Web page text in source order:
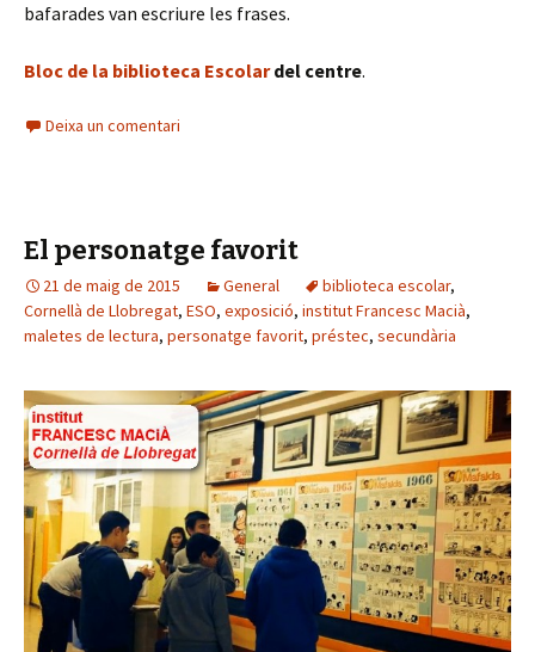
bafarades van escriure les frases.
Bloc de la biblioteca Escolardel centre.
Deixa un comentari
El personatge favorit
21 de maig de 2015 General biblioteca escolar,
Cornellà de Llobregat, ESO, exposició, institut Francesc Macià,
maletes de lectura, personatge favorit, préstec, secundària